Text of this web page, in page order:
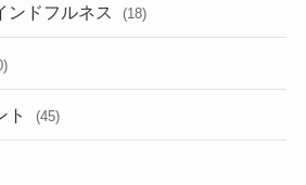
ンドフルネス (18)
ト (45)